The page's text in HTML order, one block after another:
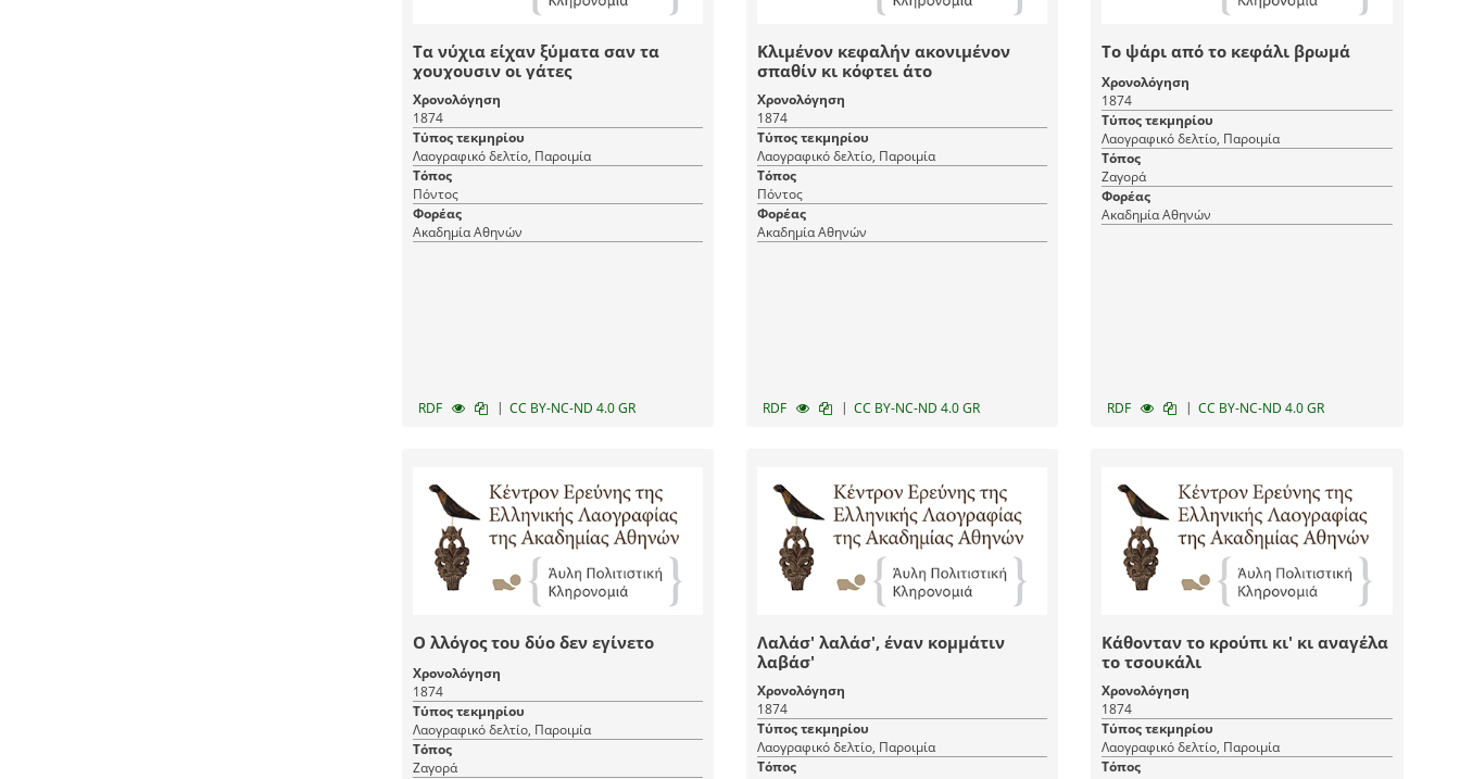
Τα νύχια είχαν ξύματα σαν τα
χουχουσιν οι γάτες
Χρονολόγηση
1874
Τύπος τεκμηρίου
Λαογραφικό δελτίο, Παροιμία
Τόπος
Πόντος
Φορέας
Ακαδημία Αθηνών
RDF | CC BY-NC-ND 4.0 GR
Κλιμένον κεφαλήν ακονιμένον
σπαθίν κι κόφτει άτο
Χρονολόγηση
1874
Τύπος τεκμηρίου
Λαογραφικό δελτίο, Παροιμία
Τόπος
Πόντος
Φορέας
Ακαδημία Αθηνών
RDF | CC BY-NC-ND 4.0 GR
Το ψάρι από το κεφάλι βρωμά
Χρονολόγηση
1874
Τύπος τεκμηρίου
Λαογραφικό δελτίο, Παροιμία
Τόπος
Ζαγορά
Φορέας
Ακαδημία Αθηνών
RDF | CC BY-NC-ND 4.0 GR
Ο λλόγος του δύο δεν εγίνετο
Χρονολόγηση
1874
Τύπος τεκμηρίου
Λαογραφικό δελτίο, Παροιμία
Τόπος
Ζαγορά
Λαλάσ' λαλάσ', έναν κομμάτιν
λαβάσ'
Χρονολόγηση
1874
Τύπος τεκμηρίου
Λαογραφικό δελτίο, Παροιμία
Τόπος
Κάθονταν το κρούπι κι' κι αναγέλα
το τσουκάλι
Χρονολόγηση
1874
Τύπος τεκμηρίου
Λαογραφικό δελτίο, Παροιμία
Τόπος